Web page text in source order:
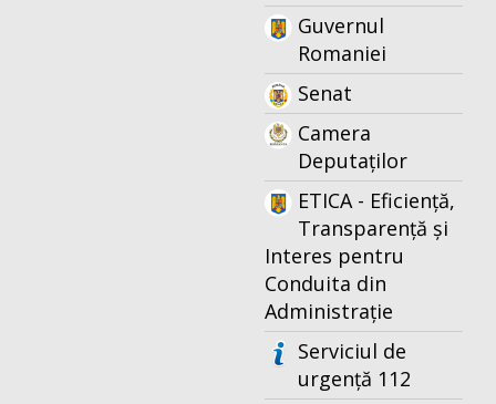
Guvernul
Romaniei
Senat
Camera
Deputaților
ETICA - Eficiență,
Transparență și
Interes pentru
Conduita din
Administrație
Serviciul de
urgență 112